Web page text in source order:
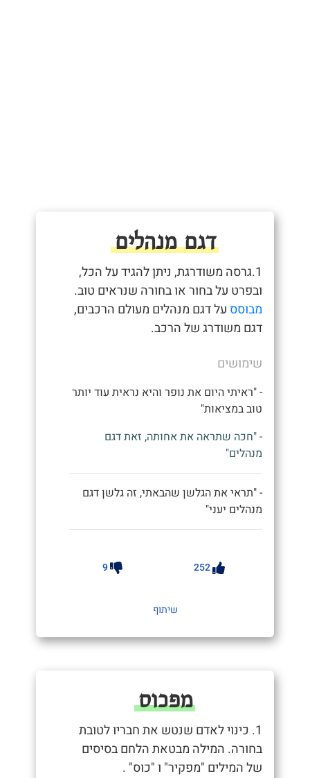
דגם מנהלים
1.גרסה משודרגת, ניתן להגיד על הכל,
ובפרט על בחור או בחורה שנראים טוב.
מבוסס על דגם מנהלים מעולם הרכבים,
דגם משודרג של הרכב.
שימושים
- "ראיתי היום את נופר והיא נראית עוד יותר
טוב במציאות"
- "חכה שתראה את אחותה, זאת דגם
מנהלים"
- "תראי את הגלשן שהבאתי, זה גלשן דגם
מנהלים יעני"
252
9
שיתוף
מפכוס
1. כינוי לאדם שנטש את חבריו לטובת
בחורה. המילה מבטאת הלחם בסיסים
של המילים "מפקיר" ו "כוס" .